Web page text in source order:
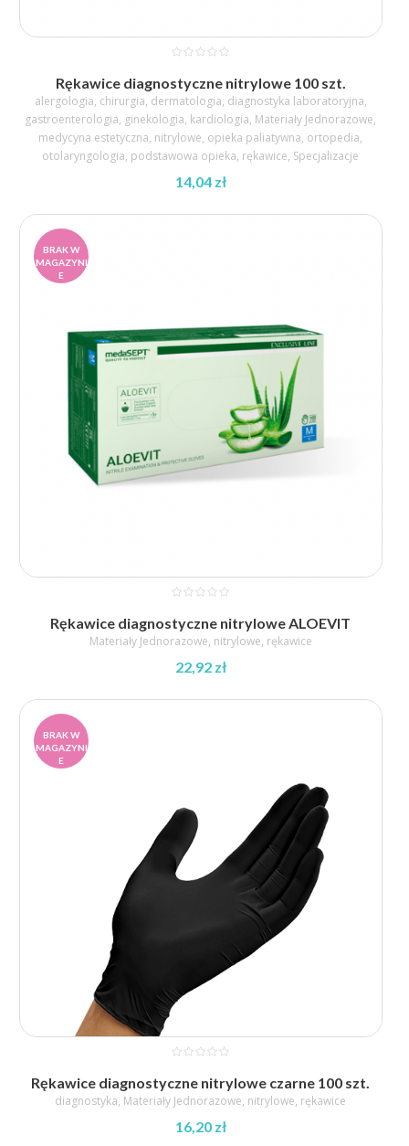
Rękawice diagnostyczne nitrylowe 100 szt.
alergologia, chirurgia, dermatologia, diagnostyka laboratoryjna,
gastroenterologia, ginekologia, kardiologia, Materiały Jednorazowe,
medycyna estetyczna, nitrylowe, opieka paliatywna, ortopedia,
otolaryngologia, podstawowa opieka, rękawice, Specjalizacje
14,04 zł
BRAK W
MAGAZYNI
E
Rękawice diagnostyczne nitrylowe ALOEVIT
Materiały Jednorazowe, nitrylowe, rękawice
22,92 zł
BRAK W
MAGAZYNI
E
Rękawice diagnostyczne nitrylowe czarne 100 szt.
diagnostyka, Materiały Jednorazowe, nitrylowe, rękawice
16,20 zł